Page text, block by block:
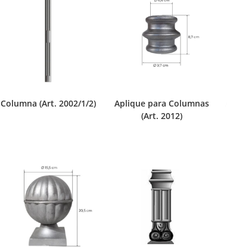
Columna (Art. 2002/1/2)
Aplique para Columnas
(Art. 2012)